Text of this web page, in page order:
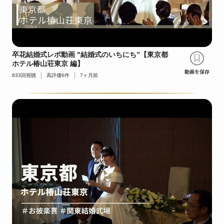
卒花結婚式レポ動画 "結婚式のいちにち”【東京都
ホテル椿山荘東京 編】
833 回視聴 高評価6件 7ヶ月前